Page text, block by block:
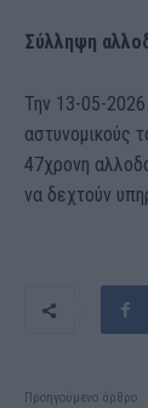
Σύλληψη
Την 13-05-
αστυνομικούς
47χρονη
να δεχτούν
Προηγούμενο άρθρο